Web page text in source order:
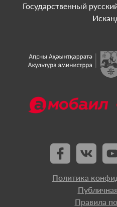
Государственный
Политика
Правила